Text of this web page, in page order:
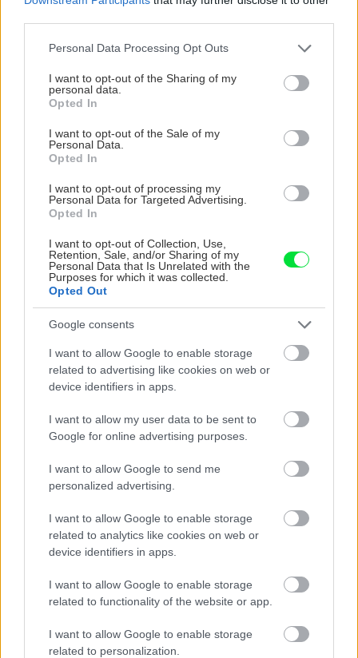
Please note that this website/app uses one or more Google
not limited to your visit or usage behaviour. You may click to
grant or deny consent to Google and its third-party tags to
use your data for below specified purposes in below Google
consent section.
Personal Data Processing Opt Outs
I want to opt-out of the Sharing of my
personal data.
Opted In
I want to opt-out of the Sale of my
Personal Data.
Opted In
I want to opt-out of processing my
Personal Data for Targeted Advertising.
Opted In
I want to opt-out of Collection, Use,
Retention, Sale, and/or Sharing of my
Personal Data that Is Unrelated with the
Purposes for which it was collected.
Opted Out
Google consents
I want to allow Google to enable storage
related to advertising like cookies on web or
device identifiers in apps.
I want to allow my user data to be sent to
Google for online advertising purposes.
I want to allow Google to send me
personalized advertising.
I want to allow Google to enable storage
related to analytics like cookies on web or
device identifiers in apps.
I want to allow Google to enable storage
related to functionality of the website or app.
I want to allow Google to enable storage
related to personalization.
Kvetinové výsadby teraz
vyžadujú vašu pozornosť!
Ako sa o ne môžete
postarať?
hrantík s jarnými
cibuľovinami a spríjemnite
si začiatok sezóny
Záhrada
kandíka? Táto luxusná jarná
cibuľovina vynikne v
tienistej záhrade
Na jarnú úrodu treba
myslieť už v októbri. Ktoré
pred prvými mrazmi?
v druhej polovici októbra
neskoro na vysádzanie
môžeme sadiť?